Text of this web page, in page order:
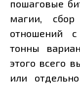
пошаговые
магии, сбор
отношений
тонны
этого всего
или